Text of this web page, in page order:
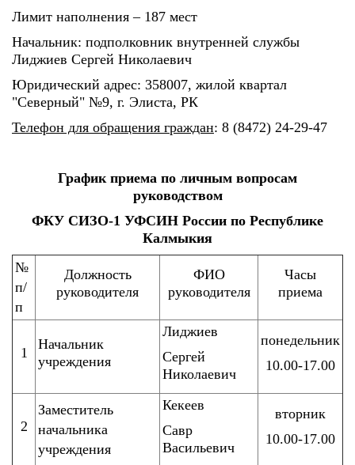
Лимит наполнения – 187 мест
Начальник: подполковник внутренней службы
Лиджиев Сергей Николаевич
Юридический адрес: 358007, жилой квартал
"Северный" №9, г. Элиста, РК
Телефон для обращения граждан: 8 (8472) 24-29-47
График приема по личным вопросам
руководством
ФКУ СИЗО-1 УФСИН России по Республике
Калмыкия
№
п/
п
Должность
руководителя
ФИО
руководителя
Часы
приема
1
Начальник
учреждения
Лиджиев
Сергей
Николаевич
понедельник
10.00-17.00
2
Заместитель
начальника
учреждения
Кекеев
Савр
Васильевич
вторник
10.00-17.00